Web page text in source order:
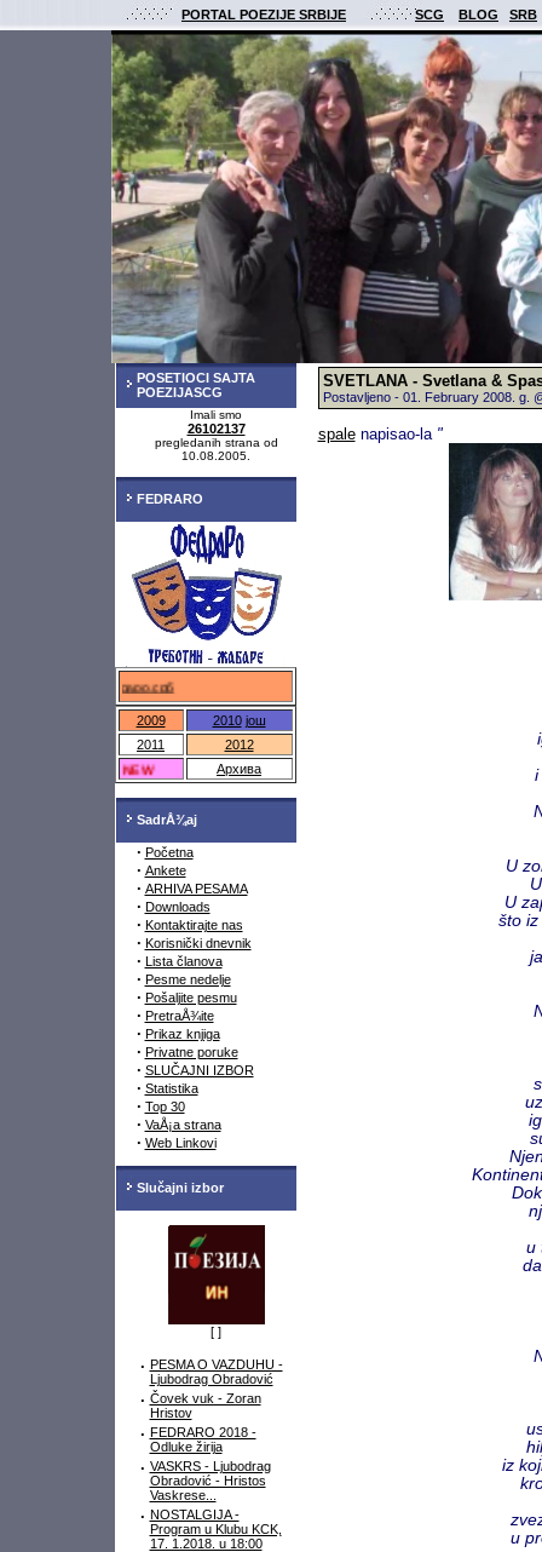
PORTAL POEZIJE SRBIJE SCG BLOG SRB
POSETIOCI SAJTA
POEZIJASCG
Imali smo
26102137
pregledanih strana od
10.08.2005.
FEDRARO
федраро.срб
2009 2010 још
2011
2012
NEW
Архива
SadrÅ¾aj
· Početna
· Ankete
· ARHIVA PESAMA
· Downloads
· Kontaktirajte nas
· Korisnički dnevnik
· Lista članova
· Pesme nedelje
· Pošaljite pesmu
· PretraÅ¾ite
· Prikaz knjiga
· Privatne poruke
· SLUČAJNI IZBOR
· Statistika
· Top 30
· VaÅ¡a strana
· Web Linkovi
Slučajni izbor
[ ]
· PESMA O VAZDUHU -
Ljubodrag Obradović
· Čovek vuk - Zoran
Hristov
· FEDRARO 2018 -
Odluke žirija
· VASKRS - Ljubodrag
Obradović - Hristos
Vaskrese...
· NOSTALGIJA -
Program u Klubu KCK,
17. 1.2018. u 18:00
SVETLANA - Svetlana &
Postavljeno - 01. February 2008. g.
spalenapisao-la "
i
U
U
što
u
iz
u